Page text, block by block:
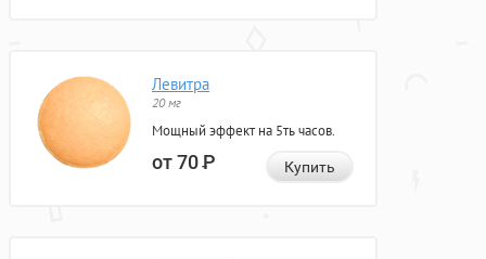
Левитра
20 мг
Мощный эффект на 5ть часов.
от 70Р Купить